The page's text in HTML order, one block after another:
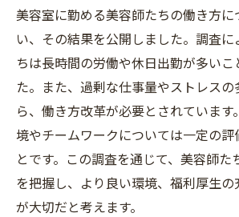
美容室に勤める美容師たちの働き方
い、その結果を公開しました。調査
ちは長時間の労働や休日出勤が多いこ
た。また、過剰な仕事量やストレス
ら、働き方改革が必要とされています
境やチームワークについては一定の評
とです。この調査を通じて、美容師た
を把握し、より良い環境、福利厚生の
が大切だと考えます。